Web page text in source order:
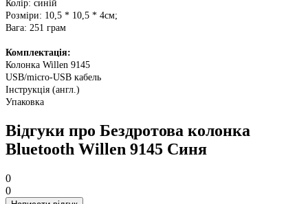
Колір: синій
Розміри: 10,5 * 10,5 * 4см;
Вага: 251 грам
Комплектація:
Колонка Willen 9145
USB/micro-USB кабель
Інструкція (англ.)
Упаковка
Відгуки про Бездротова колонка
Bluetooth Willen 9145 Синя
0
0